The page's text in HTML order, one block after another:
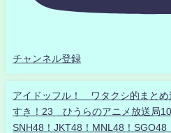
チャンネル登録
アイドッフル！ ワタクシ的まと
すき！23 ひうらのアニメ放送局
SNH48！JKT48！MNL48！SGO48